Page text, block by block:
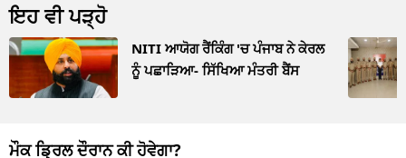
ਇਹ ਵੀ ਪੜ੍ਹੋ
NITI ਆਯੋਗ ਰੈਂਕਿੰਗ 'ਚ ਪੰਜਾਬ ਨੇ ਕੇਰਲ
ਨੂੰ ਪਛਾੜਿਆ- ਸਿੱਖਿਆ ਮੰਤਰੀ ਬੈਂਸ
ਮੌਕ ਡ੍ਰਿਲ ਦੌਰਾਨ ਕੀ ਹੋਵੇਗਾ?